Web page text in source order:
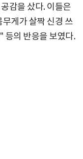
감을 샀다. 이들은
게가 살짝 신경 쓰
등의 반응을 보였다.